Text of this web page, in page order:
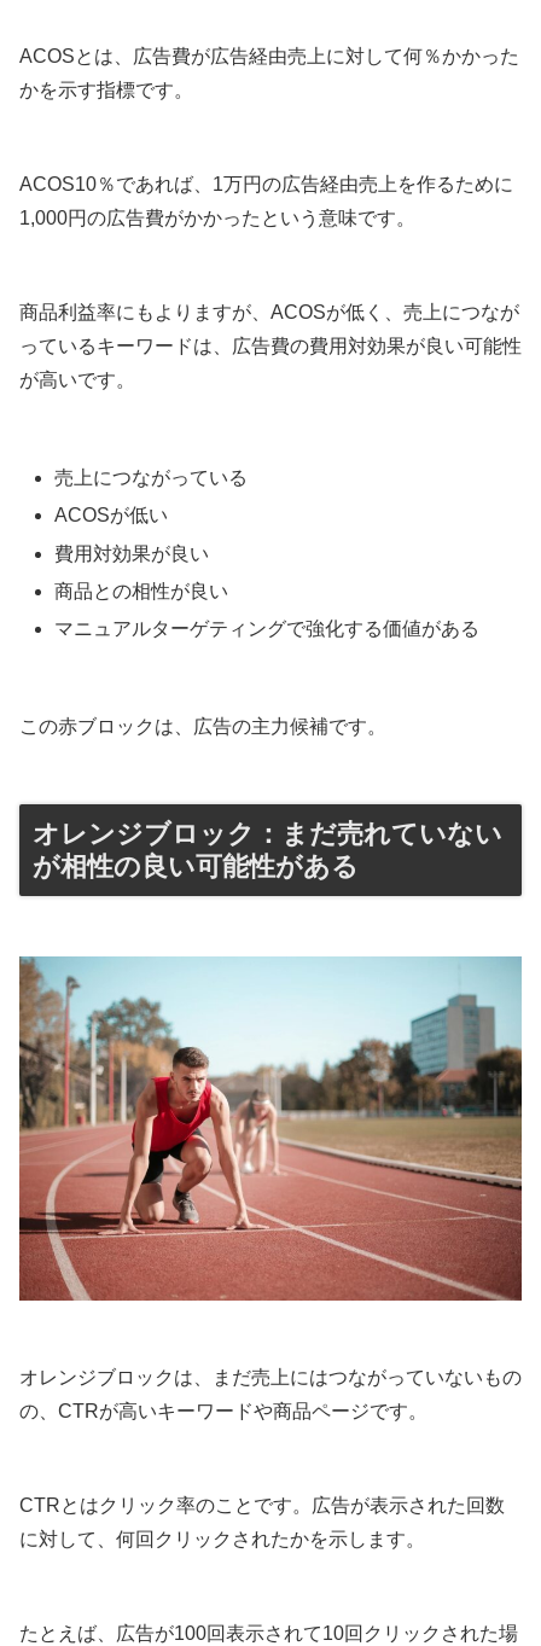
ACOSとは、広告費が広告経由売上に対して何％かかった
かを示す指標です。
ACOS10％であれば、1万円の広告経由売上を作るために
1,000円の広告費がかかったという意味です。
商品利益率にもよりますが、ACOSが低く、売上につなが
っているキーワードは、広告費の費用対効果が良い可能性
が高いです。
売上につながっている
ACOSが低い
費用対効果が良い
商品との相性が良い
マニュアルターゲティングで強化する価値がある
この赤ブロックは、広告の主力候補です。
オレンジブロック：まだ売れていない
が相性の良い可能性がある
オレンジブロックは、まだ売上にはつながっていないもの
の、CTRが高いキーワードや商品ページです。
CTRとはクリック率のことです。広告が表示された回数
に対して、何回クリックされたかを示します。
たとえば、広告が100回表示されて10回クリックされた場